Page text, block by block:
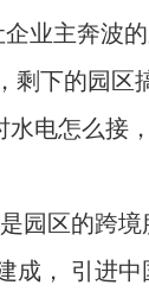
业主奔波
剩下的园区
水电怎么接
园区的跨境
成， 引进